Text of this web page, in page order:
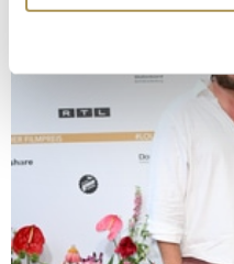
erfassen, welche bis
bestimmten
Erfahren Sie mehr
verarbeitet werden, und
Abschnitt Einzelheiten
Wir verwenden Cookies,
personalisieren,